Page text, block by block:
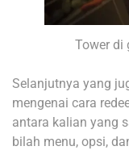
Tower di
Selanjutnya yang
mengenai cara
antara kalian yang
bilah menu, opsi,